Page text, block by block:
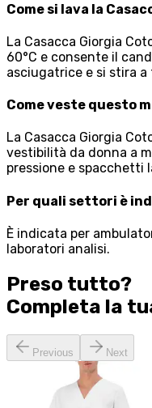
Come si lava la
La Casacca Giorgia
60°C e consente il
asciugatrice e si stira
Come veste questo
La Casacca Giorgia
vestibilità da donna a
pressione e spacchetti
Per quali settori è
È indicata per
laboratori analisi.
Preso tutto?
Completa la
Previous Next